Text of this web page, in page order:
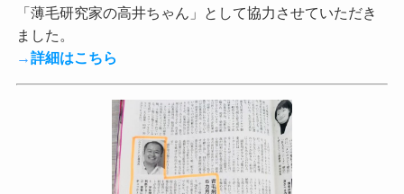
「薄毛研究家の高井ちゃん」として協力させていただき
ました。
→詳細はこちら